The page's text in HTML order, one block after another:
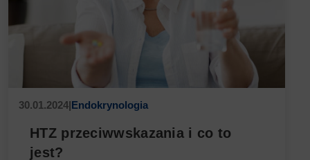
30.01.2024|Endokrynologia
HTZ przeciwwskazania i co to
jest?